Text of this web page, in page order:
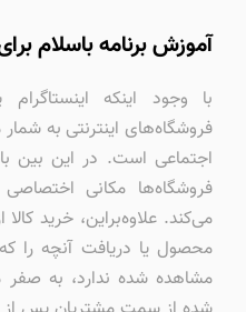
آموزش برنامه باسلام
با وجود اینکه
فروشگاه‌های اینترنتی به
اجتماعی است. در این بین
فروشگاه‌ها مکانی
می‌کند. علاوه‌براین، خرید
محصول یا دریافت آنچه را
مشاهده شده ندارد، به صفر